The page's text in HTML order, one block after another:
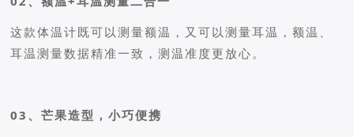
这款体温计既可以测量额温，又可以测量耳温，额温、
耳温测量数据精准一致，测温准度更放心。
03、芒果造型，小巧便携